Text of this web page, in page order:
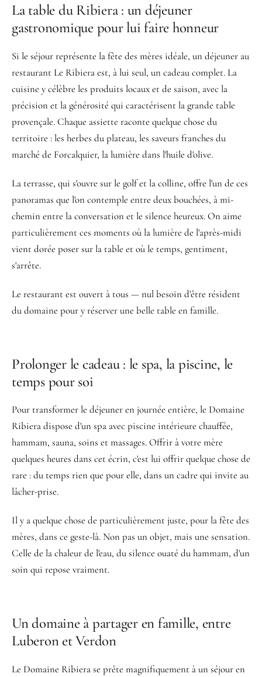
La table du Ribiera : un déjeuner
gastronomique pour lui faire honneur
Si le séjour représente la fête des mères idéale, un déjeuner au
restaurant Le Ribiera est, à lui seul, un cadeau complet. La
cuisine y célèbre les produits locaux et de saison, avec la
précision et la générosité qui caractérisent la grande table
provençale. Chaque assiette raconte quelque chose du
territoire : les herbes du plateau, les saveurs franches du
marché de Forcalquier, la lumière dans l'huile d'olive.
La terrasse, qui s'ouvre sur le golf et la colline, offre l'un de ces
panoramas que l'on contemple entre deux bouchées, à mi-
chemin entre la conversation et le silence heureux. On aime
particulièrement ces moments où la lumière de l'après-midi
vient dorée poser sur la table et où le temps, gentiment,
s'arrête.
Le restaurant est ouvert à tous — nul besoin d'être résident
du domaine pour y réserver une belle table en famille.
Prolonger le cadeau : le spa, la piscine, le
temps pour soi
Pour transformer le déjeuner en journée entière, le Domaine
Ribiera dispose d'un spa avec piscine intérieure chauffée,
hammam, sauna, soins et massages. Offrir à votre mère
quelques heures dans cet écrin, c'est lui offrir quelque chose de
rare : du temps rien que pour elle, dans un cadre qui invite au
lâcher-prise.
Il y a quelque chose de particulièrement juste, pour la fête des
mères, dans ce geste-là. Non pas un objet, mais une sensation.
Celle de la chaleur de l'eau, du silence ouaté du hammam, d'un
soin qui repose vraiment.
Un domaine à partager en famille, entre
Luberon et Verdon
Le Domaine Ribiera se prête magnifiquement à un séjour en